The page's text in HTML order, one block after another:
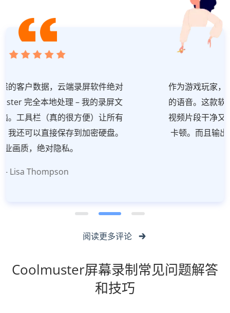
作为游戏玩家，我只想录游戏声音，不想录自己
的语音。这款软件可以只选系统音频，所以我的
视频片段干净又专业。录制快节奏游戏时完全无
卡顿。而且输出 MP4 格式，直接就能上传。超
阅读更多评论
Coolmuster屏幕录制常见问题解答
和技巧